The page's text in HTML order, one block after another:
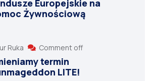
Europejskie na
Żywnościową
Ruka Comment off
termin
LITE!